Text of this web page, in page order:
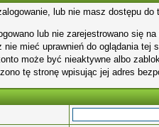
lub nie masz dostępu
lub nie zarejestrowano się
nie mieć uprawnień do oglądania tej
może być nieaktywne albo
tę stronę wpisując jej adres